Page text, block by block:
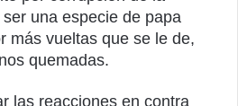
una especie de papa
más vueltas que se le de,
quemadas.
las reacciones en contra